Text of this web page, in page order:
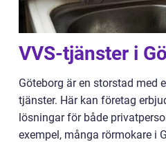
VVS-tjänster i
Göteborg är en storstad med
tjänster. Här kan företag
lösningar för både
exempel, många rörmokare i